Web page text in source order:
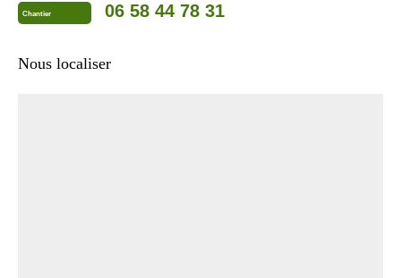
Chantier 06 58 44 78 31
Nous localiser